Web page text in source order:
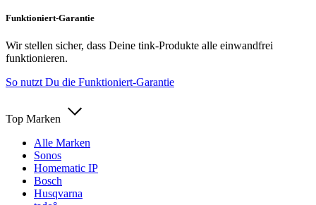
Funktioniert-Garantie
Wir stellen sicher, dass Deine tink-Produkte alle einwandfrei
funktionieren.
So nutzt Du die Funktioniert-Garantie
Top Marken
Alle Marken
Sonos
Homematic IP
Bosch
Husqvarna